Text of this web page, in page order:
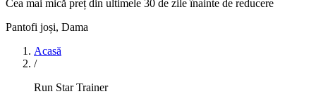
Cea mai mică preț din ultimele 30 de zile înainte de reducere
Pantofi joși, Dama
Acasă
/
Run Star Trainer